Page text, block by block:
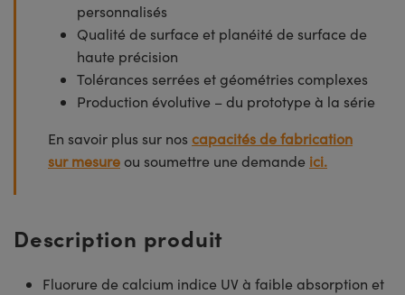
personnalisés
Qualité de surface et planéité de surface de
haute précision
Tolérances serrées et géométries complexes
Production évolutive – du prototype à la série
En savoir plus sur nos capacités de fabrication
sur mesure ou soumettre une demande ici.
Description produit
Fluorure de calcium indice UV à faible absorption et